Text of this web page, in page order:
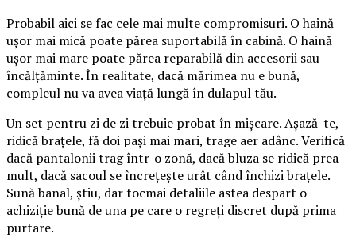
Probabil aici se fac cele mai multe compromisuri. O haină
ușor mai mică poate părea suportabilă în cabină. O haină
ușor mai mare poate părea reparabilă din accesorii sau
încălțăminte. În realitate, dacă mărimea nu e bună,
compleul nu va avea viață lungă în dulapul tău.
Un set pentru zi de zi trebuie probat în mișcare. Așază-te,
ridică brațele, fă doi pași mai mari, trage aer adânc. Verifică
dacă pantalonii trag într-o zonă, dacă bluza se ridică prea
mult, dacă sacoul se încrețește urât când închizi brațele.
Sună banal, știu, dar tocmai detaliile astea despart o
achiziție bună de una pe care o regreți discret după prima
purtare.